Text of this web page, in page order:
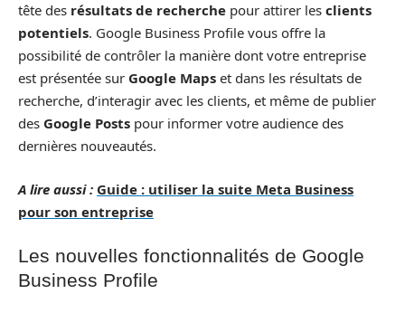
tête des résultats de recherche pour attirer les clients
potentiels. Google Business Profile vous offre la
possibilité de contrôler la manière dont votre entreprise
est présentée sur Google Maps et dans les résultats de
recherche, d’interagir avec les clients, et même de publier
des Google Posts pour informer votre audience des
dernières nouveautés.
A lire aussi : Guide : utiliser la suite Meta Business
pour son entreprise
Les nouvelles fonctionnalités de Google
Business Profile